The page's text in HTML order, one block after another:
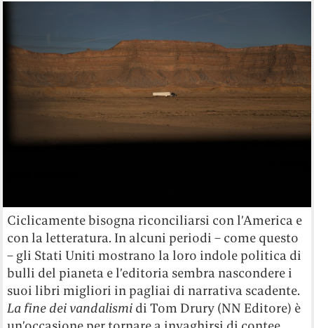
Ciclicamente bisogna riconciliarsi con l’America e
con la letteratura. In alcuni periodi – come questo
– gli Stati Uniti mostrano la loro indole politica di
bulli del pianeta e l’editoria sembra nascondere i
suoi libri migliori in pagliai di narrativa scadente.
La fine dei vandalismi di Tom Drury (NN Editore) è